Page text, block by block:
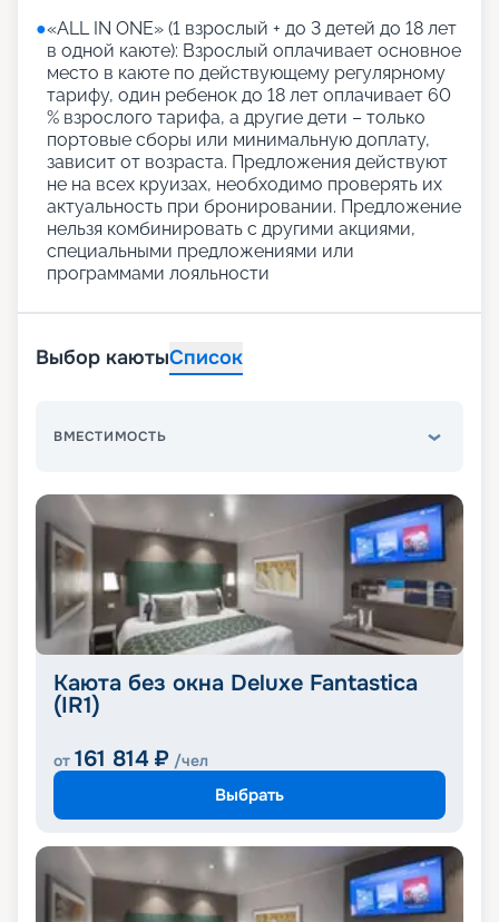
●«АLL IN ONE» (1 взрослый + до 3 детей до 18 лет
в одной каюте): Взрослый оплачивает основное
место в каюте по действующему регулярному
тарифу, один ребенок до 18 лет оплачивает 60
% взрослого тарифа, а другие дети – только
портовые сборы или минимальную доплату,
зависит от возраста. Предложения действуют
не на всех круизах, необходимо проверять их
актуальность при бронировании. Предложение
нельзя комбинировать с другими акциями,
специальными предложениями или
программами лояльности
Выбор каютыСписок
ВМЕСТИМОСТЬ
Каюта без окна Deluxe Fantastica
(IR1)
от 161 814 ₽ /чел
Выбрать